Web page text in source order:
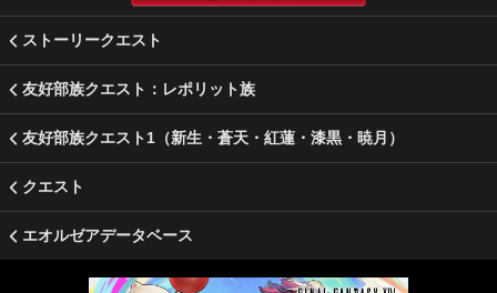
ストーリークエスト
友好部族クエスト：レポリット族
友好部族クエスト1（新生・蒼天・紅蓮・漆黒・暁月）
クエスト
エオルゼアデータベース